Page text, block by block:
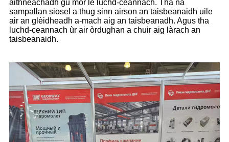
aithneachadh gu mòr le luchd-ceannach. Tha na
sampallan siosel a thug sinn airson an taisbeanaidh uile
air an glèidheadh ​​​​​​a-mach aig an taisbeanadh. Agus tha
luchd-ceannach ùr air òrdughan a chuir aig làrach an
taisbeanaidh.